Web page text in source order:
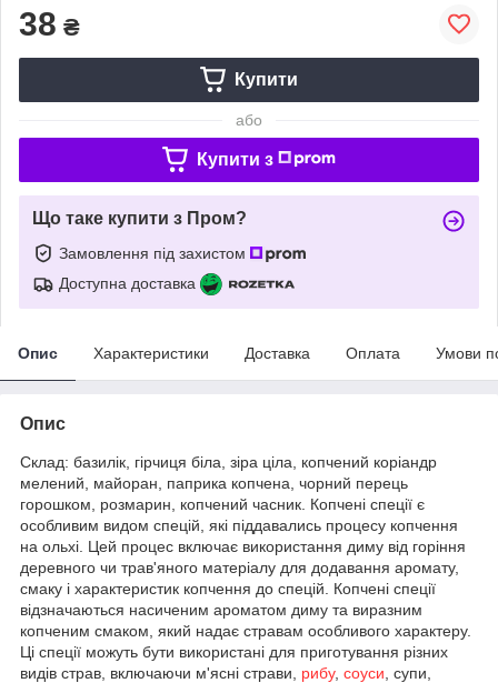
38 ₴
Купити
або
Купити з
Що таке купити з Пром?
Замовлення під захистом
Доступна доставка
Опис Характеристики Доставка Оплата Умови
Опис
Склад: базилік, гірчиця біла, зіра ціла, копчений коріандр
мелений, майоран, паприка копчена, чорний перець
горошком, розмарин, копчений часник. Копчені спеції є
особливим видом спецій, які піддавались процесу копчення
на ольхі. Цей процес включає використання диму від горіння
деревного чи трав'яного матеріалу для додавання аромату,
смаку і характеристик копчення до спецій. Копчені спеції
відзначаються насиченим ароматом диму та виразним
копченим смаком, який надає стравам особливого характеру.
Ці спеції можуть бути використані для приготування різних
видів страв, включаючи м'ясні страви, рибу, соуси , супи,